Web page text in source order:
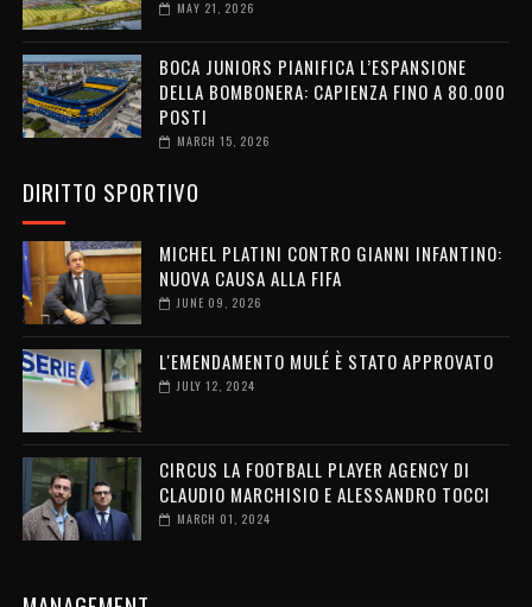
MAY 21, 2026
BOCA JUNIORS PIANIFICA L’ESPANSIONE
DELLA BOMBONERA: CAPIENZA FINO A 80.000
POSTI
MARCH 15, 2026
DIRITTO SPORTIVO
MICHEL PLATINI CONTRO GIANNI INFANTINO:
NUOVA CAUSA ALLA FIFA
JUNE 09, 2026
L'EMENDAMENTO MULÉ È STATO APPROVATO
JULY 12, 2024
CIRCUS LA FOOTBALL PLAYER AGENCY DI
CLAUDIO MARCHISIO E ALESSANDRO TOCCI
MARCH 01, 2024